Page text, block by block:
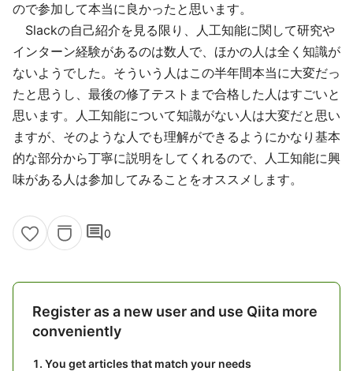
ので参加して本当に良かったと思います。
Slackの自己紹介を見る限り、人工知能に関して研究や
インターン経験があるのは数人で、ほかの人は全く知識が
ないようでした。そういう人はこの半年間本当に大変だっ
たと思うし、最後の修了テストまで合格した人はすごいと
思います。人工知能について知識がない人は大変だと思い
ますが、そのような人でも理解ができるようにかなり基本
的な部分から丁寧に説明をしてくれるので、人工知能に興
味がある人は参加してみることをオススメします。
comment0
Register as a new user and use Qiita more
conveniently
You get articles that match your needs